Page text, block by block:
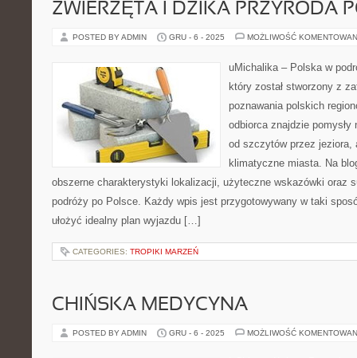
ZWIERZĘTA I DZIKA PRZYRODA
POSTED BY ADMIN GRU - 6 - 2025 MOŻLIWOŚĆ
uMichalika – Polska w
który został stworzony z
poznawania polskich
odbiorca znajdzie pomysły
od szczytów przez jeziora,
klimatyczne miasta. Na
obszerne charakterystyki lokalizacji, użyteczne wskazówki oraz
podróży po Polsce. Każdy wpis jest przygotowywany w taki
ułożyć idealny plan wyjazdu […]
CATEGORIES: TROPIKI MARZEŃ
CHIŃSKA MEDYCYNA
POSTED BY ADMIN GRU - 6 - 2025 MOŻLIWOŚĆ